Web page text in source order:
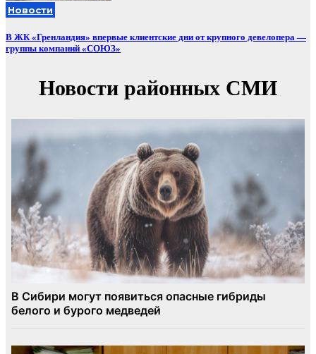
Новости
В ЖК «Гренландия» впервые клиентские дни от крупного девелопера —
группы компаний «СОЮЗ»